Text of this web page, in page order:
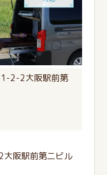
1-2-2大阪駅前第
阪駅前第二ビル